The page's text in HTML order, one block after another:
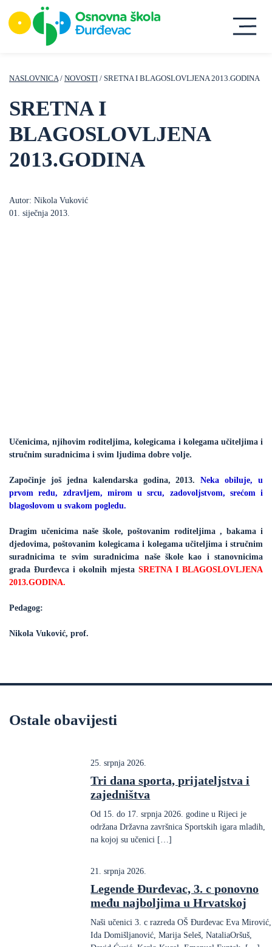
NASLOVNICA/ NOVOSTI / SRETNA I BLAGOSLOVLJENA 2013.GODINA
SRETNA I
BLAGOSLOVLJENA
2013.GODINA
Autor: Nikola Vuković
01. siječnja 2013.
Učenicima, njihovim roditeljima, kolegicama i kolegama učiteljima i
stručnim suradnicima i svim ljudima dobre volje.
Započinje još jedna kalendarska godina, 2013.Neka obiluje, u
prvom redu, zdravljem, mirom u srcu, zadovoljstvom, srećom i
blagoslovom u svakom pogledu.
Dragim učenicima naše škole, poštovanim roditeljima , bakama i
djedovima, poštovanim kolegicama i kolegama učiteljima i stručnim
suradnicima te svim suradnicima naše škole kao i stanovnicima
grada Đurđevca i okolnih mjesta SRETNA I BLAGOSLOVLJENA
2013.GODINA.
Pedagog:
Nikola Vuković, prof.
Ostale obavijesti
25. srpnja 2026.
Tri dana sporta, prijateljstva i
zajedništva
Od 15. do 17. srpnja 2026. godine u Rijeci je
održana Državna završnica Sportskih igara mladih,
na kojoj su učenici […]
21. srpnja 2026.
Legende Đurđevac, 3. c ponovno
među najboljima u Hrvatskoj
Naši učenici 3. c razreda OŠ Đurđevac Eva Mirović,
Ida Domišljanović, Marija Seleš, NataliaOršuš,